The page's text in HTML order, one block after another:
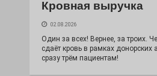
Кровная выручка
02.08.2026
Один за всех! Вернее, за троих.
сдаёт кровь в рамках донорских
сразу трём пациентам!